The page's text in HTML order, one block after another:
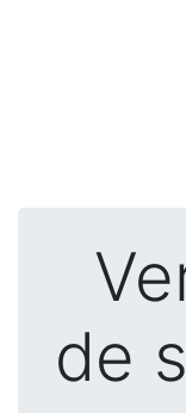
de